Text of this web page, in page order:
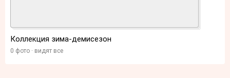
Коллекция зима-демисезон
0 фото видят все